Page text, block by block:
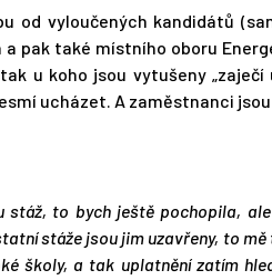
od vyloučených kandidátů
pak také místního oboru
u koho jsou vytušeny
ucházet. A zaměstnanci
stáž, to bych ještě pochopila,
stáže jsou jim uzavřeny, to
školy, a tak uplatnění zatím